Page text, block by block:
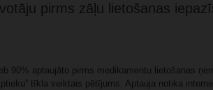
pirms zāļu lietošanas
90% aptaujāto pirms medikamentu lietošanas
tīkla veiktais pētījums. Aptauja notika